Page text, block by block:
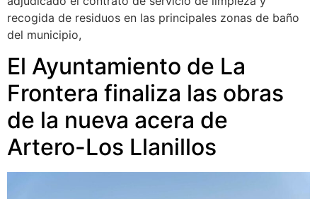
recogida de residuos en las principales zonas de baño
del municipio,
El Ayuntamiento de La
Frontera finaliza las obras
de la nueva acera de
Artero-Los Llanillos